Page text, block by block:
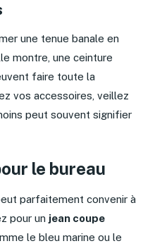
une tenue banale en
montre, une ceinture
faire toute la
vos accessoires, veillez
peut souvent signifier
le bureau
parfaitement convenir à
pour un jean coupe
le bleu marine ou le